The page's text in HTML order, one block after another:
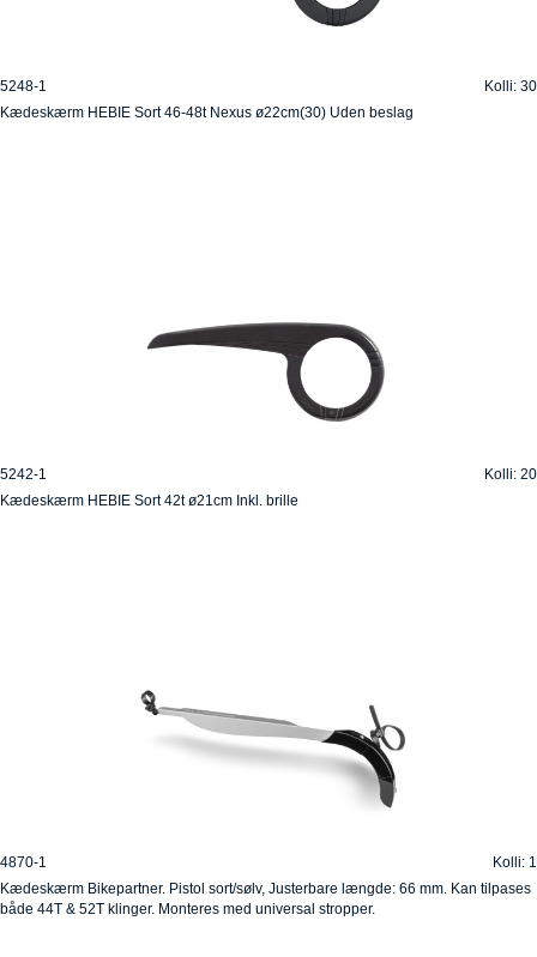
5248-1
Kolli: 30
Kædeskærm HEBIE Sort 46-48t Nexus ø22cm(30) Uden beslag
5242-1
Kolli: 20
Kædeskærm HEBIE Sort 42t ø21cm Inkl. brille
4870-1
Kolli: 1
Kædeskærm Bikepartner. Pistol sort/sølv, Justerbare længde: 66 mm. Kan tilpases
både 44T & 52T klinger. Monteres med universal stropper.